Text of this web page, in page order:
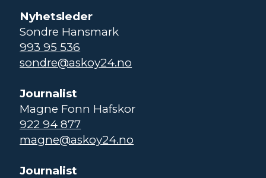
Nyhetsleder
Sondre Hansmark
993 95 536
sondre@askoy24.no
Journalist
Magne Fonn Hafskor
922 94 877
magne@askoy24.no
Journalist